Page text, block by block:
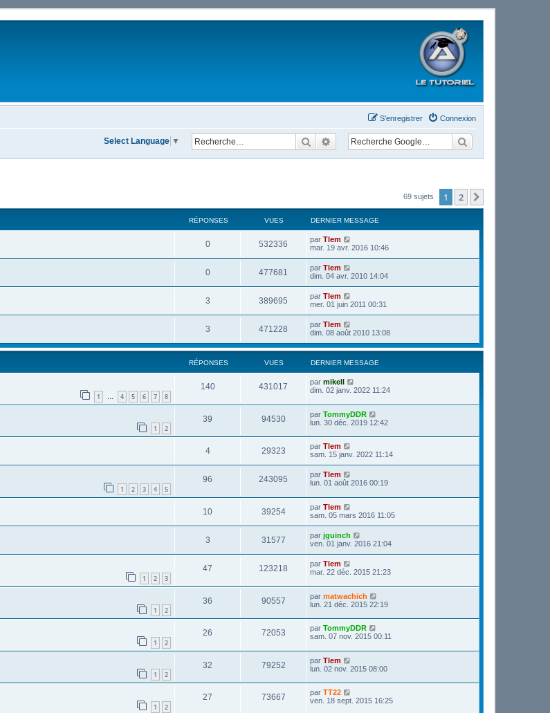
Connexion
S’enregistrer
RechercherRecherche avancée
Select Language ▼
69 sujets 1 2
RÉPONSES VUES DERNIER MESSAGE
0 532336 par Tlem
mar. 19 avr. 2016 10:46
0 477681 par Tlem
dim. 04 avr. 2010 14:04
3 389695 par Tlem
mer. 01 juin 2011 00:31
3 471228 par Tlem
dim. 08 août 2010 13:08
RÉPONSES VUES DERNIER MESSAGE
1 … 4 5 6 7 8
140 431017 par mikell
dim. 02 janv. 2022 11:24
1 2
39 94530 par TommyDDR
lun. 30 déc. 2019 12:42
4 29323 par Tlem
sam. 15 janv. 2022 11:14
1 2 3 4 5
96 243095 par Tlem
lun. 01 août 2016 00:19
10 39254 par Tlem
sam. 05 mars 2016 11:05
3 31577 par jguinch
ven. 01 janv. 2016 21:04
1 2 3
47 123218 par Tlem
mar. 22 déc. 2015 21:23
1 2
36 90557 par matwachich
lun. 21 déc. 2015 22:19
1 2
26 72053 par TommyDDR
sam. 07 nov. 2015 00:11
1 2
32 79252 par Tlem
lun. 02 nov. 2015 08:00
1 2
27 73667 par TT22
ven. 18 sept. 2015 16:25